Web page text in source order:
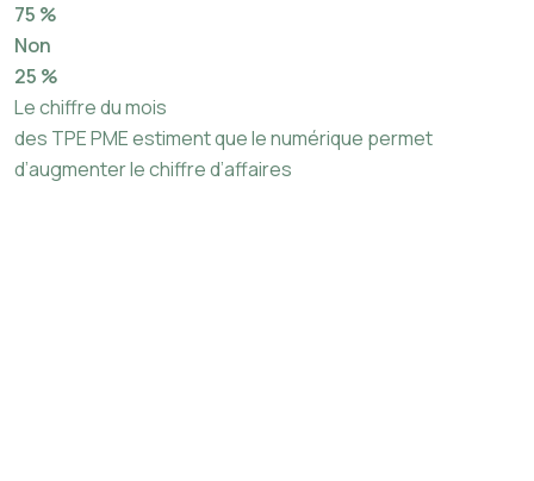
75 %
Non
25 %
Le chiffre du mois
des TPE PME estiment que le numérique permet
d’augmenter le chiffre d’affaires